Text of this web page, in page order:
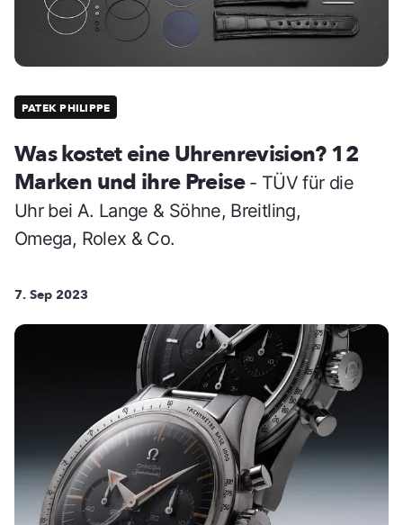
PATEK PHILIPPE
Was kostet eine Uhrenrevision? 12
Marken und ihre Preise - TÜV für die
Uhr bei A. Lange & Söhne, Breitling,
Omega, Rolex & Co.
7. Sep 2023